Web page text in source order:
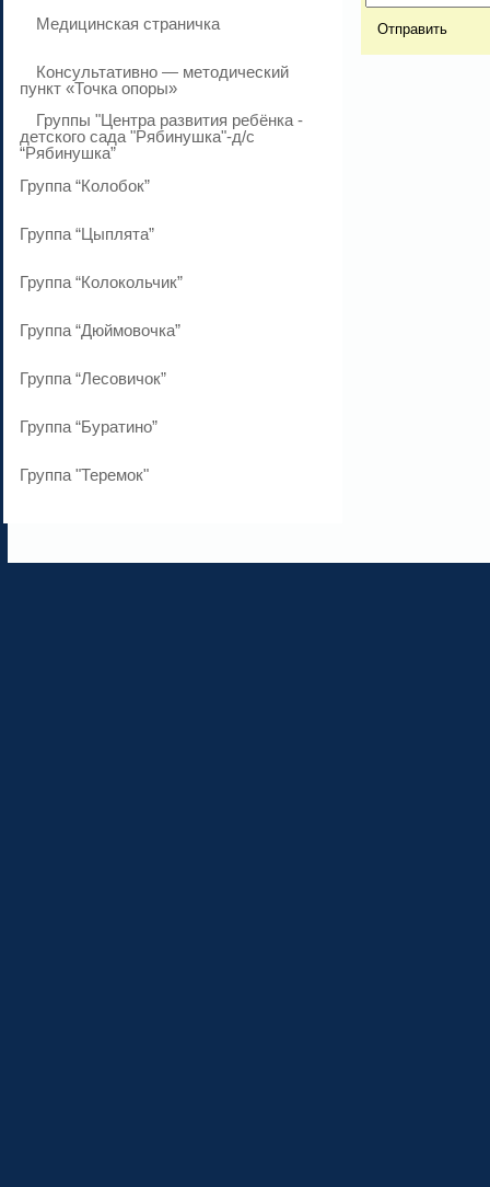
Медицинская страничка
Консультативно — методический
пункт «Точка опоры»
Группы "Центра развития ребёнка -
детского сада "Рябинушка"-д/с
“Рябинушка”
Группа “Колобок”
Группа “Цыплята”
Группа “Колокольчик”
Группа “Дюймовочка”
Группа “Лесовичок”
Группа “Буратино”
Группа "Теремок"